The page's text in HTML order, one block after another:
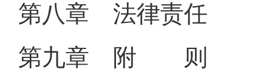
第八章 法律责任
第九章 附 则